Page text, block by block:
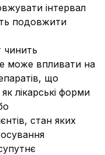
інтервал
подовжити
чинить
може впливати на
що
лікарські форми
стан яких